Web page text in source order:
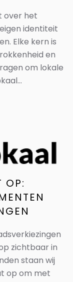
over het
identiteit
Elke kern is
en
om lokale
OP:
zichtbaar in
staan wij
op om met